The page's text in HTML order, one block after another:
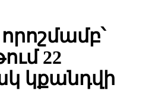
22
կքանդվի